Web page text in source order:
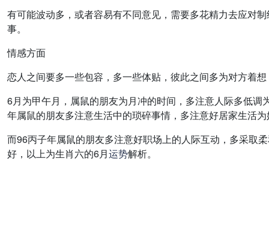
有可能波动多，或者容易有不同意见，需要多花精力去应对
事。
情感方面
恋人之间要多一些包容，多一些体贴，彼此之间多为对方着
6月为甲午月，属鼠的朋友为月冲的时间，多注意人际多低
年属鼠的朋友多注意生活中的琐碎事情，多注意好居家生活
而96丙子年属鼠的朋友多注意好职场上的人际互动，多采取
好，以上为生肖六的6月运势解析。